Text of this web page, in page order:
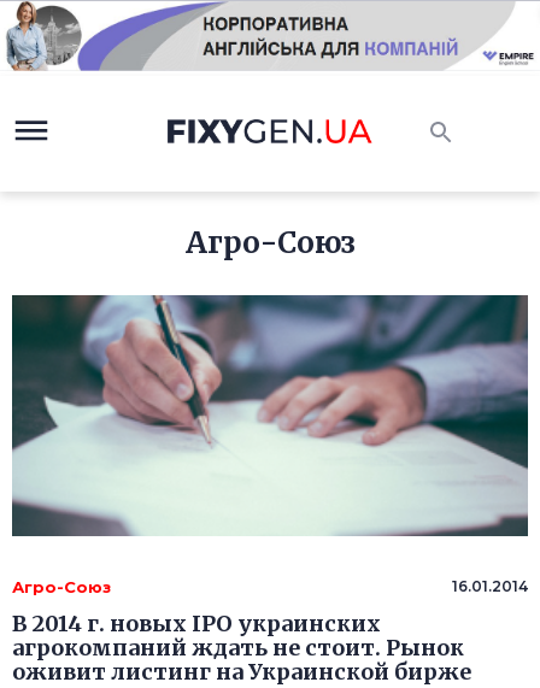
Агро-Союз
Агро-Союз 16.01.2014
В 2014 г. новых IPO украинских
агрокомпаний ждать не стоит. Рынок
оживит листинг на Украинской бирже